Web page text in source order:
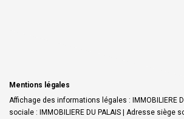
Mentions légales
Affichage des informations légales : IMMOBILIERE
sociale : IMMOBILIERE DU PALAIS | Adresse siège